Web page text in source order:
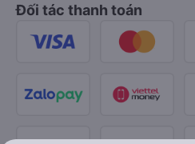
Đối tác thanh toán